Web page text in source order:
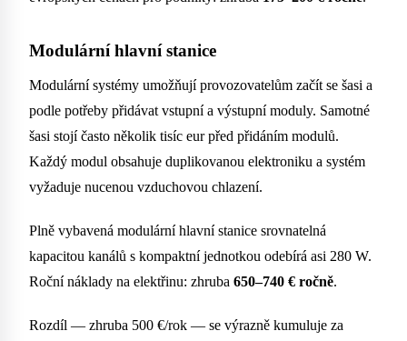
Modulární hlavní stanice
Modulární systémy umožňují provozovatelům začít se šasi a
podle potřeby přidávat vstupní a výstupní moduly. Samotné
šasi stojí často několik tisíc eur před přidáním modulů.
Každý modul obsahuje duplikovanou elektroniku a systém
vyžaduje nucenou vzduchovou chlazení.
Plně vybavená modulární hlavní stanice srovnatelná
kapacitou kanálů s kompaktní jednotkou odebírá asi 280 W.
Roční náklady na elektřinu: zhruba 650–740 € ročně.
Rozdíl — zhruba 500 €/rok — se výrazně kumuluje za